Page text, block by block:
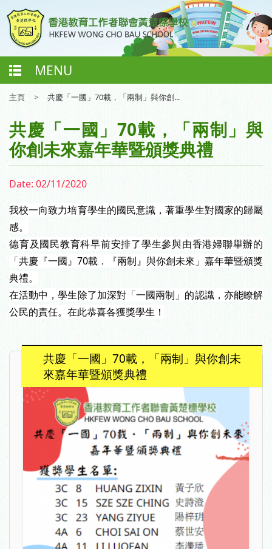
MENU
主頁 > 共慶「一國」70載，「兩制」與你創...
共慶「一國」70載，「兩制」與
你創未來嘉年華暨頒獎典禮
Date: 02/11/2020
我校一向致力培育學生的國民意識，著重學生對國家的歸屬
感。
德育及國民教育科早前安排了學生參與由香港婦聯舉辦的
「共慶『一國』 70載．『兩制』與你創未來」嘉年華暨頒獎
典禮。
在活動中，學生除了加深對「一國兩制」的認識，亦能瞭解
公民的責任。在此恭喜各獲獎學生！
共慶「一國」70載，「兩制」與你創未
來嘉年華暨頒獎典禮